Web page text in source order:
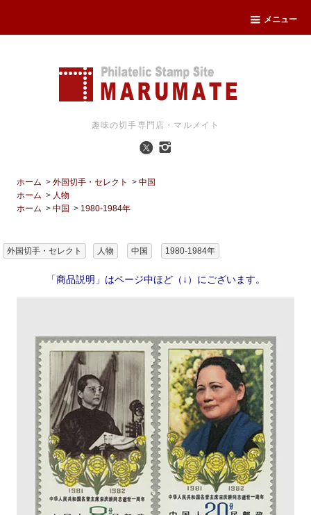
メニュー
趣味の切手専門店・マルメイト
ホーム >外国切手・セレクト >中国
ホーム > 人物
ホーム >中国 > 1980-1984年
外国切手・セレクト 人物 中国 1980-1984年
「商品説明」はページ中ほど（↓）にございます。